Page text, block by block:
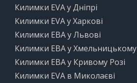
Килимки EVA у Дніпрі
Килимки EVA у Харкові
Килимки ЕВА у Львові
Килимки ЕВА у Хмельницькому
Килимки ЕВА у Кривому Розі
Килимки EVA в Миколаєві